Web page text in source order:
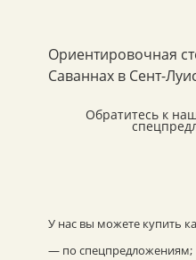
Ориентировочная
Саваннах в Сент-
Обратитесь к
У нас вы можете купить
— по спецпредложениям;